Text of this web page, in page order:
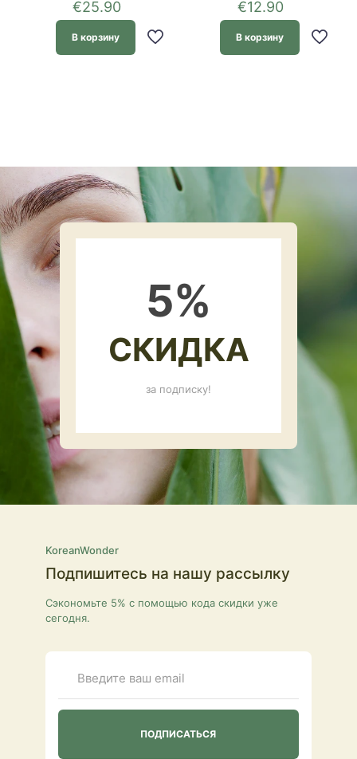
€25.90
В корзину
€12.90
В корзину
5%
СКИДКА
за подписку!
KoreanWonder
Подпишитесь на нашу рассылку
Сэкономьте 5% с помощью кода скидки уже
сегодня.